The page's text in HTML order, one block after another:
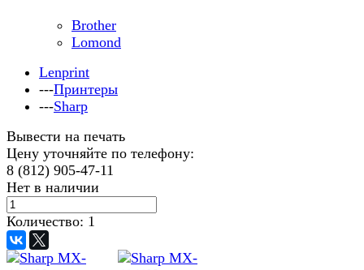
Brother
Lomond
Lenprint
---Принтеры
---Sharp
Вывести на печать
Цену уточняйте по телефону:
8 (812) 905-47-11
Нет в наличии
Количество: 1